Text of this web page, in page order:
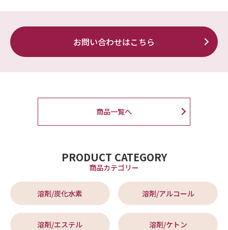
お問い合わせはこちら
商品一覧へ
PRODUCT CATEGORY
商品カテゴリー
溶剤/炭化水素 溶剤/アルコール
溶剤/エステル 溶剤/ケトン